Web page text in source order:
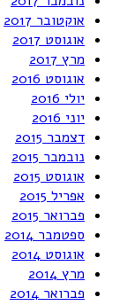
אוקטובר 2017
אוגוסט 2017
מרץ 2017
אוגוסט 2016
יולי 2016
יוני 2016
דצמבר 2015
נובמבר 2015
אוגוסט 2015
אפריל 2015
פברואר 2015
ספטמבר 2014
אוגוסט 2014
מרץ 2014
פברואר 2014